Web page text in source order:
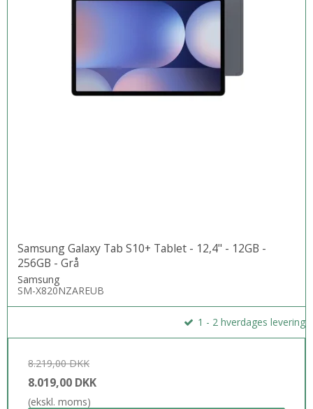
Samsung Galaxy Tab S10+ Tablet - 12,4" - 12GB -
256GB - Grå
Samsung
SM-X820NZAREUB
1 - 2 hverdages levering
8.219,00 DKK
8.019,00 DKK
(ekskl. moms)